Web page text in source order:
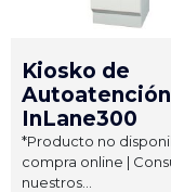
Kiosko de
Autoatención
InLane300
*Producto no
compra online |
nuestros...